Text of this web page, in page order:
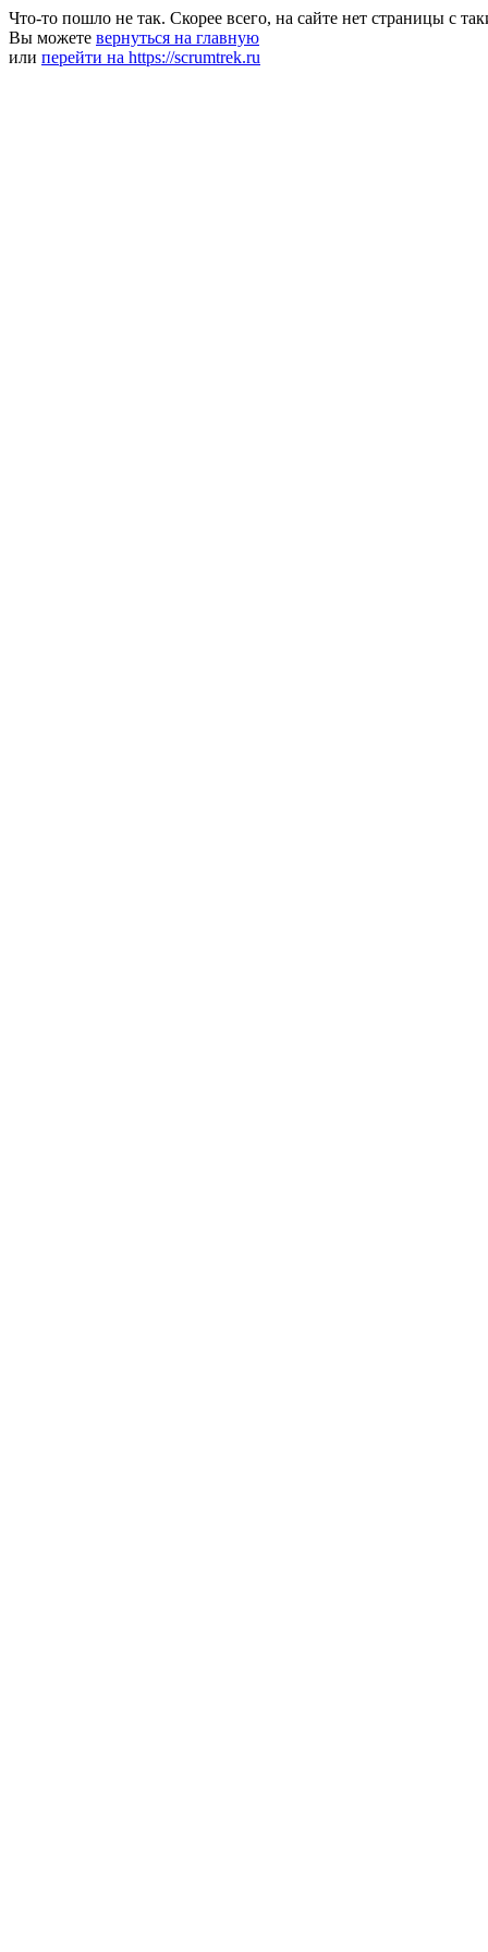
Что-то пошло не так. Скорее всего, на сайте нет страницы с
Вы можете вернуться на главную
или перейти на https://scrumtrek.ru